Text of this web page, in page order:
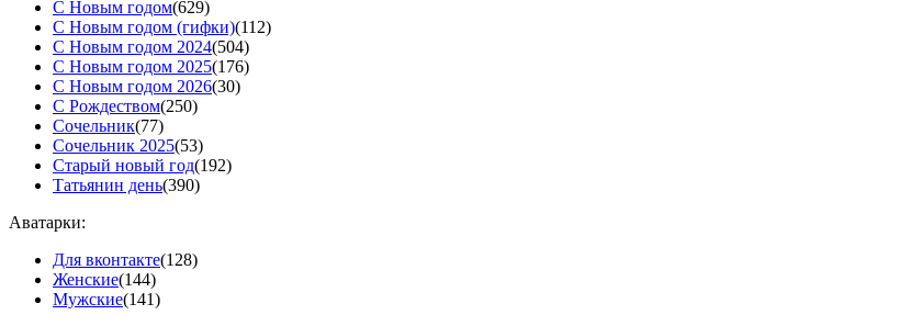
С Новым годом(629)
С Новым годом (гифки)(112)
С Новым годом 2024(504)
С Новым годом 2025(176)
С Новым годом 2026(30)
С Рождеством(250)
Сочельник(77)
Сочельник 2025(53)
Старый новый год(192)
Татьянин день(390)
Аватарки:
Для вконтакте(128)
Женские(144)
Мужские(141)